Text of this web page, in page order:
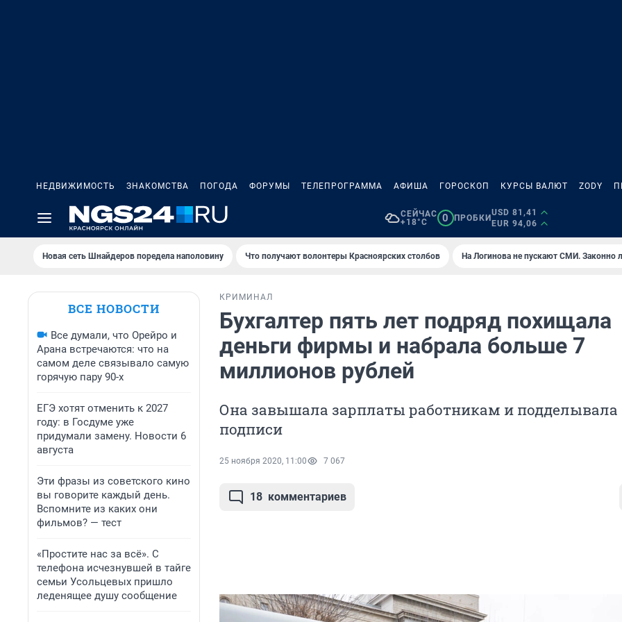
НЕДВИЖИМОСТЬ ЗНАКОМСТВА ПОГОДА ФОРУМЫ ТЕЛЕПРОГРАММА АФИША ГОРОСКОП КУРСЫ ВАЛЮТ ZODY
СЕЙЧАС
+18°C
0 ПРОБКИ
USD 81,41
EUR 94,06
Новая сеть Шнайдеров поредела наполовину Что получают волонтеры Красноярских столбов На Логинова не пускают СМИ. Законно
ВСЕ НОВОСТИ
Все думали, что Орейро и
Арана встречаются: что на
самом деле связывало самую
горячую пару 90-х
ЕГЭ хотят отменить к 2027
году: в Госдуме уже
придумали замену. Новости 6
августа
Эти фразы из советского кино
вы говорите каждый день.
Вспомните из каких они
фильмов? — тест
«Простите нас за всё». С
телефона исчезнувшей в тайге
семьи Усольцевых пришло
леденящее душу сообщение
КРИМИНАЛ
Бухгалтер пять лет подряд похищала
деньги фирмы и набрала больше 7
миллионов рублей
Она завышала зарплаты работникам и подделывала
подписи
25 ноября 2020, 11:00 7 067
18 комментариев